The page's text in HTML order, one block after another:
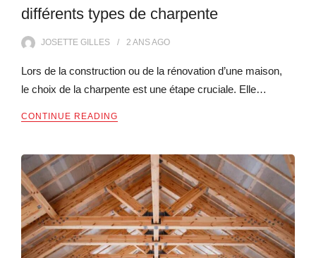
différents types de charpente
JOSETTE GILLES 2 ANSAGO
Lors de la construction ou de la rénovation d’une maison,
le choix de la charpente est une étape cruciale. Elle…
CONTINUE READING